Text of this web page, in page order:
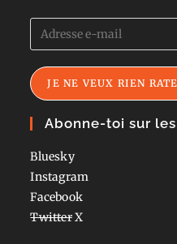
Adresse
e-
mail
JE NE VEUX RIEN
Abonne-toi sur
Bluesky
Instagram
Facebook
TwitterX